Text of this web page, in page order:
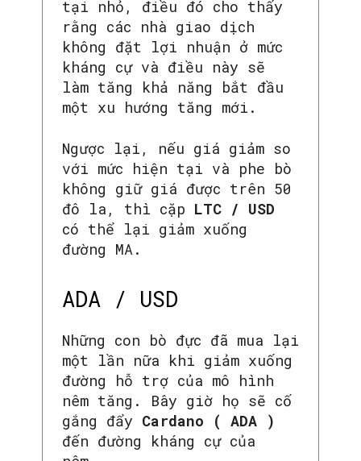
tại nhỏ, điều đó cho thấy
rằng các nhà giao dịch
không đặt lợi nhuận ở mức
kháng cự và điều này sẽ
làm tăng khả năng bắt đầu
một xu hướng tăng mới.
Ngược lại, nếu giá giảm so
với mức hiện tại và phe bò
không giữ giá được trên 50
đô la, thì cặp LTC / USD
có thể lại giảm xuống
đường MA.
ADA / USD
Những con bò đực đã mua lại
một lần nữa khi giảm xuống
đường hỗ trợ của mô hình
nêm tăng. Bây giờ họ sẽ cố
gắng đẩy Cardano ( ADA )
đến đường kháng cự của